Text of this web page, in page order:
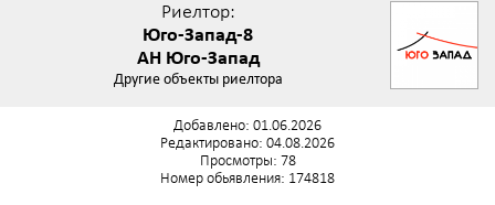
Риелтор:
Юго-Запад-8
АН Юго-Запад
Другие объекты риелтора
Добавлено: 01.06.2026
Редактировано: 04.08.2026
Просмотры: 78
Номер обьявления: 174818